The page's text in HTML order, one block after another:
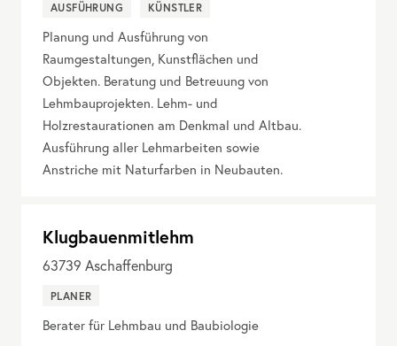
AUSFÜHRUNG KÜNSTLER
Planung und Ausführung von
Raumgestaltungen, Kunstflächen und
Objekten. Beratung und Betreuung von
Lehmbauprojekten. Lehm- und
Holzrestaurationen am Denkmal und Altbau.
Ausführung aller Lehmarbeiten sowie
Anstriche mit Naturfarben in Neubauten.
Klugbauenmitlehm
63739 Aschaffenburg
PLANER
Berater für Lehmbau und Baubiologie